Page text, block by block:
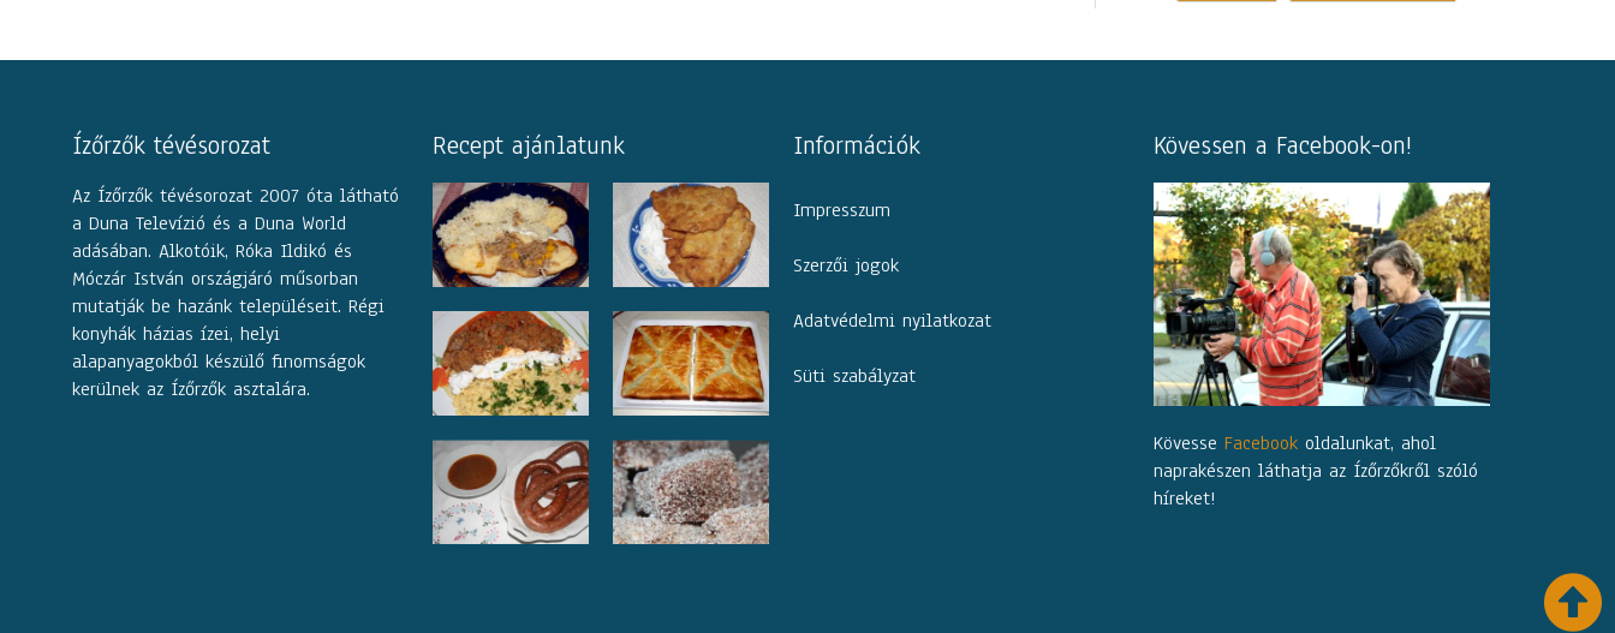
Ízőrzők tévésorozat
Az Ízőrzők tévésorozat 2007 óta látható
a Duna Televízió és a Duna World
adásában. Alkotóik, Róka Ildikó és
Móczár István országjáró műsorban
mutatják be hazánk településeit. Régi
konyhák házias ízei, helyi
alapanyagokból készülő finomságok
kerülnek az Ízőrzők asztalára.
Recept ajánlatunk Információk
Impresszum
Szerzői jogok
Adatvédelmi nyilatkozat
Süti szabályzat
Kövessen a Facebook-on!
Kövesse Facebook oldalunkat, ahol
naprakészen láthatja az Ízőrzőkről szóló
híreket!